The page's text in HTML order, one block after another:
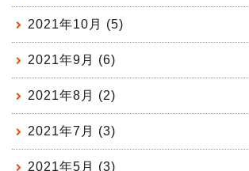
2021年10月 (5)
2021年9月 (6)
2021年8月 (2)
2021年7月 (3)
2021年5月 (3)